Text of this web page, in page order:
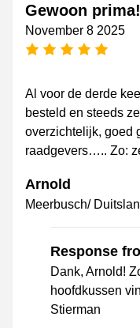
Gewoon prima!
November 8 2025
5 stars
Al voor de derde
besteld en steeds
overzichtelijk, goed
raadgevers….. Zo:
Arnold
Meerbusch/
Response
Dank, Arnold!
hoofdkussen
Stierman